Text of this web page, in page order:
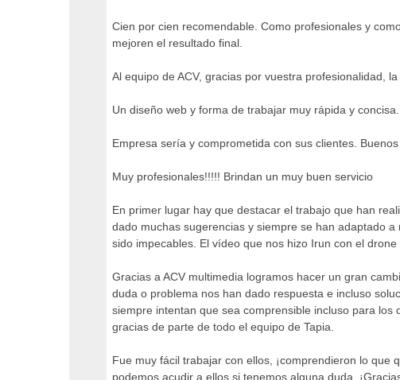
Cien por cien recomendable. Como profesionales y
mejoren el resultado final.
Al equipo de ACV, gracias por vuestra profesionalidad,
Un diseño web y forma de trabajar muy rápida y
Empresa sería y comprometida con sus clientes.
Muy profesionales!!!!! Brindan un muy buen servicio
En primer lugar hay que destacar el trabajo que han
dado muchas sugerencias y siempre se han adaptado
sido impecables. El vídeo que nos hizo Irun con el
Gracias a ACV multimedia logramos hacer un gran
duda o problema nos han dado respuesta e incluso
siempre intentan que sea comprensible incluso para
gracias de parte de todo el equipo de Tapia.
Fue muy fácil trabajar con ellos, ¡comprendieron lo
podemos acudir a ellos si tenemos alguna duda.